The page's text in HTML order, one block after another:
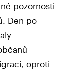
pozornosti
Den po
oproti